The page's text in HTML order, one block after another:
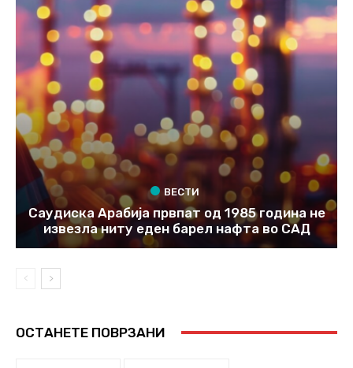
ВЕСТИ
Саудиска Арабија првпат од 1985 година не
извезла ниту еден барел нафта во САД
ОСТАНЕТЕ ПОВРЗАНИ